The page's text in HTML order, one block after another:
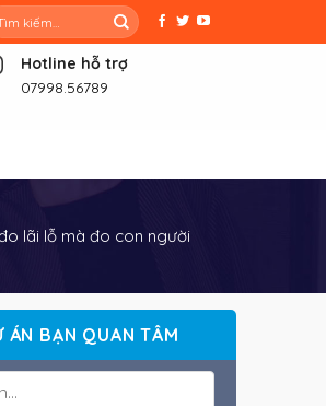
Hotline hỗ trợ
07998.56789
lãi lỗ mà đo con người
ÁN BẠN QUAN TÂM